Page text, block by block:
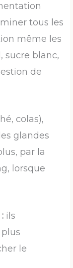
tous les
même les
sucre blanc,
de
colas),
glandes
par la
lorsque
ils
le